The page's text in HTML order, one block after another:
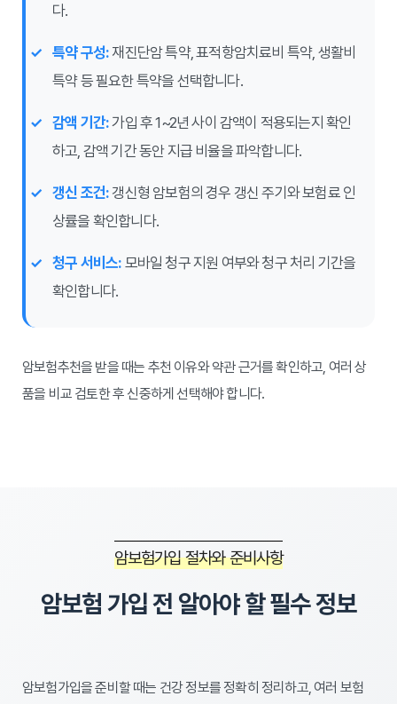
다.
특약 구성: 재진단암 특약, 표적항암치료비 특약, 생활비
특약 등 필요한 특약을 선택합니다.
감액 기간:가입 후 1~2년 사이 감액이 적용되는지 확인
하고, 감액 기간 동안 지급 비율을 파악합니다.
갱신 조건: 갱신형 암보험의 경우 갱신 주기와 보험료 인
상률을 확인합니다.
청구 서비스: 모바일 청구 지원 여부와 청구 처리 기간을
확인합니다.
암보험추천을 받을 때는 추천 이유와 약관 근거를 확인하고, 여러 상
품을 비교 검토한 후 신중하게 선택해야 합니다.
암보험가입 절차와 준비사항
암보험 가입 전 알아야 할 필수 정보
암보험가입을 준비할 때는 건강 정보를 정확히 정리하고, 여러 보험